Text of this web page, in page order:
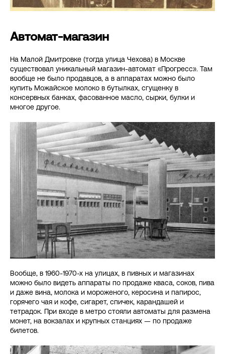
Автомат-магазин
На Малой Дмитровке (тогда улица Чехова) в Москве
существовал уникальный магазин-автомат «Прогресс». Там
вообще не было продавцов, а в аппаратах можно было
купить Можайское молоко в бутылках, сгущенку в
консервных банках, фасованное масло, сырки, булки и
многое другое.
Вообще, в 1960-1970-х на улицах, в пивных и магазинах
можно было видеть аппараты по продаже кваса, соков, пива
и даже вина, молока и мороженого, керосина и папирос,
горячего чая и кофе, сигарет, спичек, карандашей и
тетрадок. При входе в метро стояли автоматы для размена
монет, на вокзалах и крупных станциях — по продаже
билетов.